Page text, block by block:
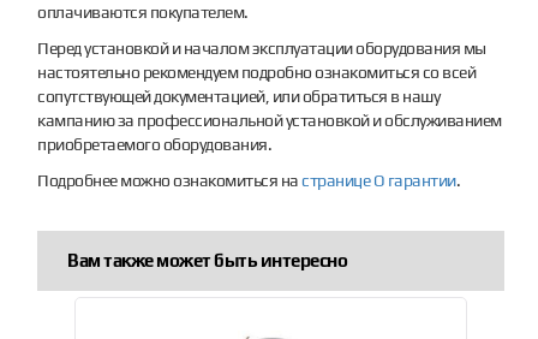
оплачиваются покупателем.
Перед установкой и началом эксплуатации оборудования мы
настоятельно рекомендуем подробно ознакомиться со всей
сопутствующей документацией, или обратиться в нашу
кампанию за профессиональной установкой и обслуживанием
приобретаемого оборудования.
Подробнее можно ознакомиться настранице О гарантии.
Вам также может быть интересно